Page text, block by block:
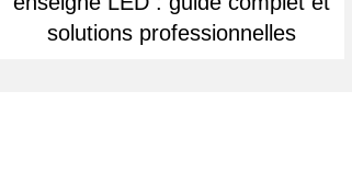
solutions professionnelles